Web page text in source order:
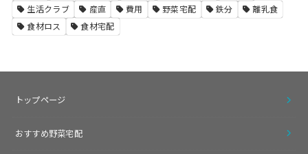
生活クラブ
産直 費用 野菜宅配 鉄分
離乳食
食材ロス
食材宅配
トップページ
おすすめ野菜宅配